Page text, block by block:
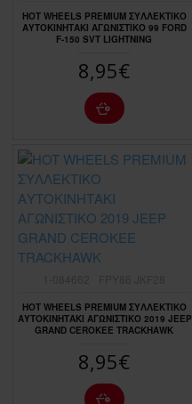
HOT WHEELS PREMIUM ΣΥΛΛΕΚΤΙΚΟ
ΑΥΤΟΚΙΝΗΤΑΚΙ ΑΓΩΝΙΣΤΙΚΟ 99 FORD
F-150 SVT LIGHTNING
8,95€
HOT WHEELS PREMIUM ΣΥΛΛΕΚΤΙΚΟ
ΑΥΤΟΚΙΝΗΤΑΚΙ ΑΓΩΝΙΣΤΙΚΟ 2019 JEEP
GRAND CEROKEE TRACKHAWK
8,95€